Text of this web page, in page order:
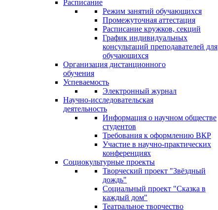
Расписание
Режим занятий обучающихся
Промежуточная аттестация
Расписание кружков, секций
График индивидуальных
консультаций преподавателей для
обучающихся
Организация дистанционного
обучения
Успеваемость
Электронный журнал
Научно-исследовательская
деятельность
Информация о научном обществе
студентов
Требования к оформлению ВКР
Участие в научно-практических
конференциях
Социокультурные проекты
Творческий проект "Звёздный
дождь"
Социальный проект "Сказка в
каждый дом"
Театральное творчество